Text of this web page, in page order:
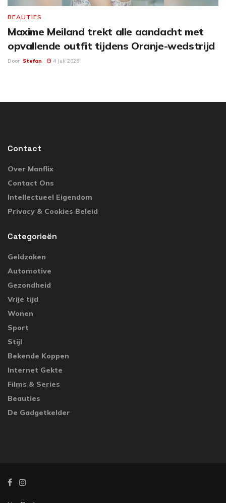
BEAUTIES
Maxime Meiland trekt alle aandacht met
opvallende outfit tijdens Oranje-wedstrijd
Door Stefan 4 Juli 2026
Contact
Over Manflix
Contact Ons
Intellectueel Eigendom
Privacy & Cookies Beleid
Categorieën
Geldzaken
Automotive
Gezondheid
Vrije tijd
Wonen
Sport
Stijl
Bekende Koppen
Internet Gekte
Films & Series
Beauties
De Gadgetkelder